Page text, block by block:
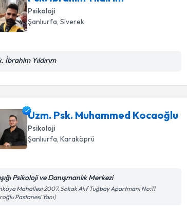
Psikoloji
Şanlıurfa, Siverek
İbrahim Yıldırım
Uzm. Psk. Muhammed Kocaoğlu
Psikoloji
Şanlıurfa, Karaköprü
Psikoloji ve Danışmanlık Merkezi
Mahallesi 2007. Sokak Atıf Tuğbay Apartmanı No:11
Pastanesi Yanı)